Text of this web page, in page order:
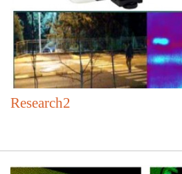
Research2